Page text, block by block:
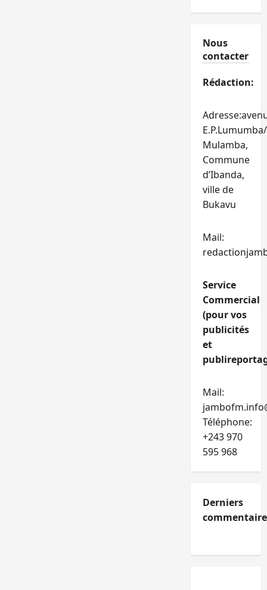
Nous
contacter
Rédaction:
Mulamba,
Commune
d’Ibanda,
ville de
Bukavu
Mail:
Service
Commercial
(pour vos
publicités
et
Mail:
Téléphone:
+243 970
595 968
Derniers